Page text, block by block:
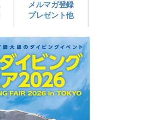
メルマガ登録
プレゼント他